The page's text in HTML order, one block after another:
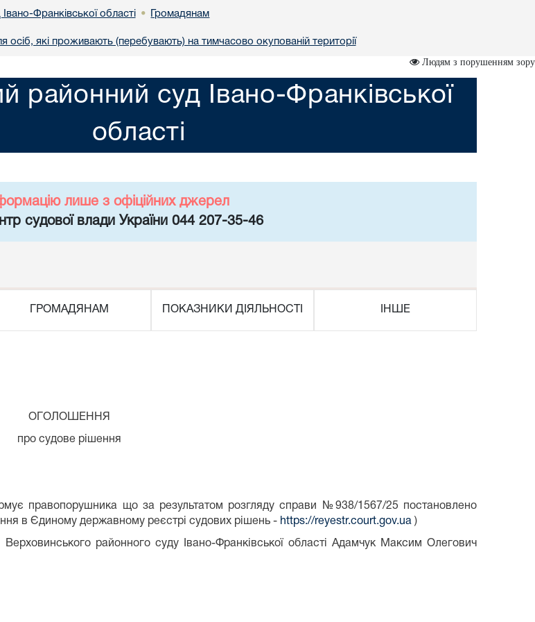
Франківської області • Громадянам
які проживають (перебувають) на тимчасово окупованій території
Людям з порушенням зору
районний суд Івано-Франківської
області
лише з офіційних джерел
судової влади України 044 207-35-46
ГРОМАДЯНАМ ПОКАЗНИКИ ДІЯЛЬНОСТІ ІНШЕ
ОГОЛОШЕННЯ
про судове рішення
правопорушника що за результатом розгляду справи №938/1567/25 постановлено
в Єдиному державному реєстрі судових рішень - https://reyestr.court.gov.ua )
районного суду Івано-Франківської області Адамчук Максим Олегович